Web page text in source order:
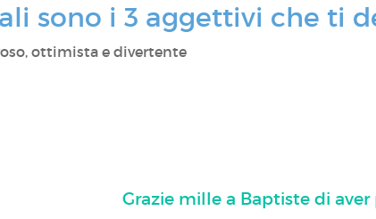
sono i 3 aggettivi che ti
ottimista e divertente
Grazie mille a Baptiste di